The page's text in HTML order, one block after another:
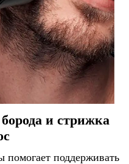
и стрижка
помогает поддерживать